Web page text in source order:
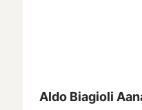
Aldo Biagioli